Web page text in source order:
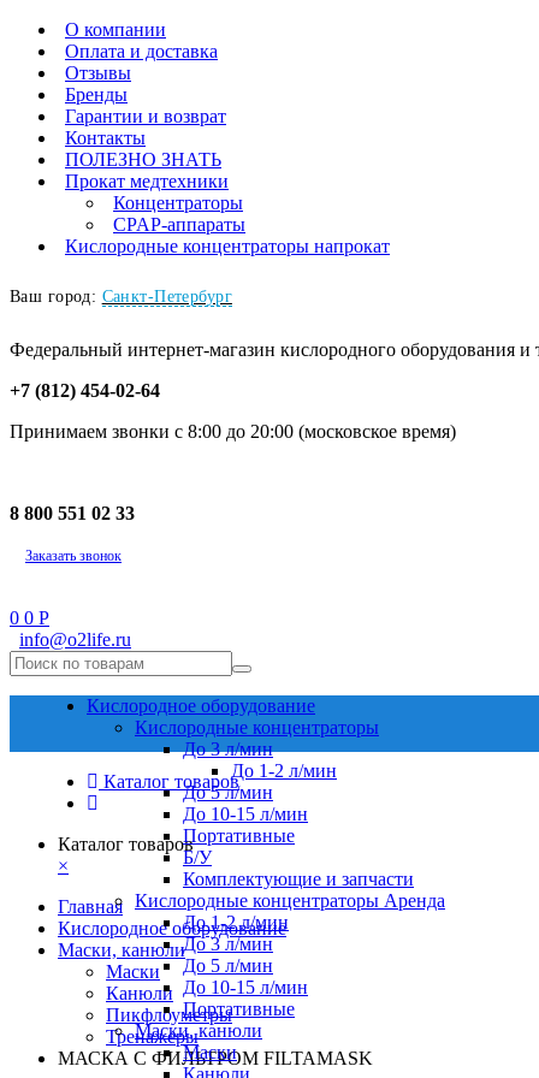
О компании
Оплата и доставка
Отзывы
Бренды
Гарантии и возврат
Контакты
ПОЛЕЗНО ЗНАТЬ
Прокат медтехники
Концентраторы
CPAP-аппараты
Кислородные концентраторы напрокат
Ваш город: Санкт-Петербург
Федеральный интернет-магазин кислородного оборудования и
+7 (812) 454-02-64
Принимаем звонки с 8:00 до 20:00 (московское время)
8 800 551 02 33
Заказать звонок
0 0 Р
info@o2life.ru
Кислородное оборудование
Кислородные концентраторы
До 3 л/мин
До 1-2 л/мин
До 5 л/мин
До 10-15 л/мин
Портативные
Б/У
Комплектующие и запчасти
Кислородные концентраторы Аренда
До 1-2 л/мин
До 3 л/мин
До 5 л/мин
До 10-15 л/мин
Портативные
Маски, канюли
Маски
Канюли
Каталог товаров
Каталог товаров
×
Главная
Кислородное оборудование
Маски, канюли
Маски
Канюли
Пикфлоуметры
Тренажеры
МАСКА С ФИЛЬТРОМ FILTAMASK